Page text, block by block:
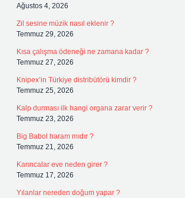
Ağustos 4, 2026
Zil sesine müzik nasıl eklenir ?
Temmuz 29, 2026
Kısa çalışma ödeneği ne zamana kadar ?
Temmuz 27, 2026
Knipex’in Türkiye distribütörü kimdir ?
Temmuz 25, 2026
Kalp durması ilk hangi organa zarar verir ?
Temmuz 23, 2026
Big Babol haram mıdır ?
Temmuz 21, 2026
Karıncalar eve neden girer ?
Temmuz 17, 2026
Yılanlar nereden doğum yapar ?